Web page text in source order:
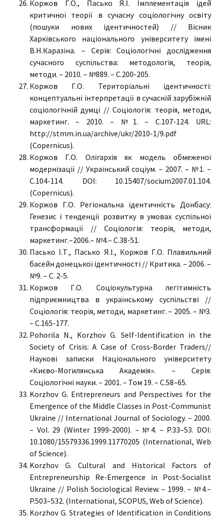
Коржов Г.О., Пасько Я.І. Імплементація ідей
критичної теорії в сучасну соціологічну освіту
(пошуки нових ідентичностей) // Вісник
Харківського національного університету імені
В.Н.Каразіна. – Серія: Соціологічні дослідження
сучасного суспільства: методологія, теорія,
методи. – 2010. – №889. – С.200-205.
Коржов Г.О. Територіальні ідентичності:
концептуальні інтерпретації в сучасній зарубіжній
соціологічній думці // Соціологія: теорія, методи,
маркетинг. – 2010. – №1. – С.107-124. URL:
http://stmm.in.ua/archive/ukr/2010-1/9.pdf
(Copernicus).
Коржов Г.О. Олігархія як модель обмеженої
модернізації // Український соціум. – 2007. – №1. –
С.104-114. DOI: 10.15407/socium2007.01.104.
(Copernicus).
Коржов Г.О. Регіональна ідентичність Донбасу:
Генезис і тенденції розвитку в умовах суспільної
трансформації // Соціологія: теорія, методи,
маркетинг.–2006.– №4.– С.38-51.
Пасько І.Т., Пасько Я.І., Коржов Г.О. Плавильний
басейн донецької ідентичності // Критика. – 2006. –
№9. – С. 2-5.
Коржов Г.О. Соціокультурна легітимність
підприємництва в українському суспільстві //
Соціологія: теорія, методи, маркетинг. – 2005. – №3.
– С.165-177.
Pohorila N., Korzhov G. Self-Identification in the
Society of Crisis: A Case of Cross-Border Traders//
Наукові записки Національного університету
«Києво-Могилянська Академія». – Серія:
Соціологічні науки. – 2001. – Том 19. – С.58–65.
Korzhov G. Entrepreneurs and Perspectives for the
Emergence of the Middle Classes in Post-Communist
Ukraine // International Journal of Sociology. – 2000.
– Vol. 29 (Winter 1999-2000). – №4. – P.33–53. DOI:
10.1080/15579336.1999.11770205 (International, Web
of Science).
Korzhov G. Cultural and Historical Factors of
Entrepreneurship Re-Emergence in Post-Socialist
Ukraine // Polish Sociological Review. – 1999. – №4.–
P.503–532. (International, SCOPUS, Web of Science).
Korzhov G. Strategies of Identification in Conditions